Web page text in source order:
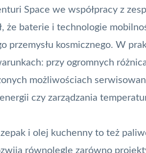
Space we współpracy z
że baterie i technologie
przemysłu kosmicznego. W
przy ogromnych
możliwościach
czy zarządzania
i olej kuchenny to też
równolegle zarówno